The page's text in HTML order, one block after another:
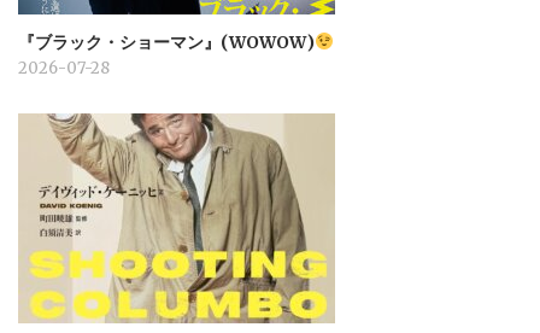
『ブラック・ショーマン』(WOWOW)
2026-07-28